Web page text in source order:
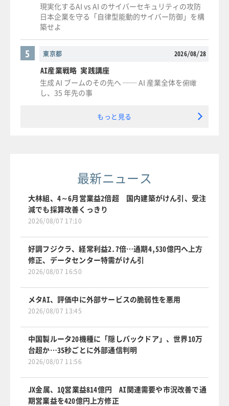
現実化するAI vs AI のサイバーセキュリティの攻防
日本企業を守る「自律型能動的サイバー防御」を構
築せよ
東京都 2026/08/28
5
AI産業戦略 実践講座
生成 AI ブームのその先へ ── AI 産業全体を俯瞰
し、35 年先の事
もっと見る
最新ニュース
大林組、4～6月営業益2倍超 国内建築がけん引、受注
減でも採算改善くっきり
2026/08/07 17:10
好調フジクラ、経常利益2.7倍…通期4,530億円へ上方
修正、データセンター特需がけん引
2026/08/07 16:50
メタAI、評価中に外部サービスの脆弱性を悪用
2026/08/07 13:45
中国製ルータ20機種に「隠しバックドア」、世界10万
台超か…35秒ごとに外部通信判明
2026/08/07 11:56
JX金属、1Q営業益814億円 AI関連需要や市況改善で通
期営業益を420億円上方修正